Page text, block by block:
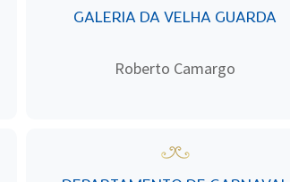
GALERIA DA VELHA GUARDA
Roberto Camargo